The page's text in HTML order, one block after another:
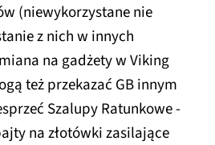
(niewykorzystane nie
z nich w innych
na gadżety w Viking
też przekazać GB innym
Szalupy Ratunkowe -
na złotówki zasilające